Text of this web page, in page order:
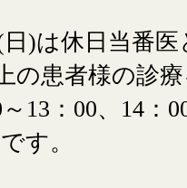
)は休日当番
の患者様の診
13：00、14：
す。